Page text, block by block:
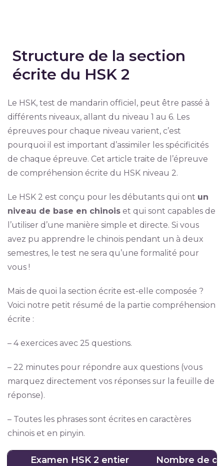
Structure de la section
écrite du HSK 2
Le HSK, test de mandarin officiel, peut être passé à
différents niveaux, allant du niveau 1 au 6. Les
épreuves pour chaque niveau varient, c’est
pourquoi il est important d’assimiler les spécificités
de chaque épreuve. Cet article traite de l’épreuve
de compréhension écrite du HSK niveau 2.
Le HSK 2 est conçu pour les débutants qui ont un
niveau de base en chinoiset qui sont capables de
l’utiliser d’une manière simple et directe. Si vous
avez pu apprendre le chinois pendant un à deux
semestres, le test ne sera qu’une formalité pour
vous !
Mais de quoi la section écrite est-elle composée ?
Voici notre petit résumé de la partie compréhension
écrite :
– 4 exercices avec 25 questions.
– 22 minutes pour répondre aux questions (vous
marquez directement vos réponses sur la feuille de
réponse).
– Toutes les phrases sont écrites en caractères
chinois et en pinyin.
Examen HSK 2 entier Nombre de